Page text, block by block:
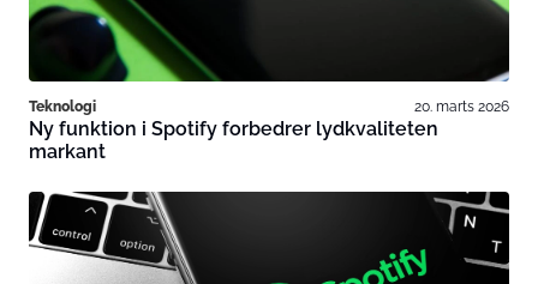
Teknologi 20. marts 2026
Ny funktion i Spotify forbedrer lydkvaliteten
markant